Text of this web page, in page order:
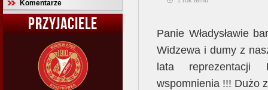
Komentarze
PRZYJACIELE
Panie Władysławie
Widzewa i dumy z
lata
wspomnienia !!! Dużo